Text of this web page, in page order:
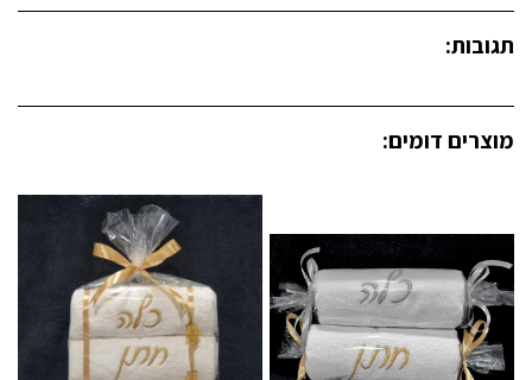
תגובות:
מוצרים דומים: